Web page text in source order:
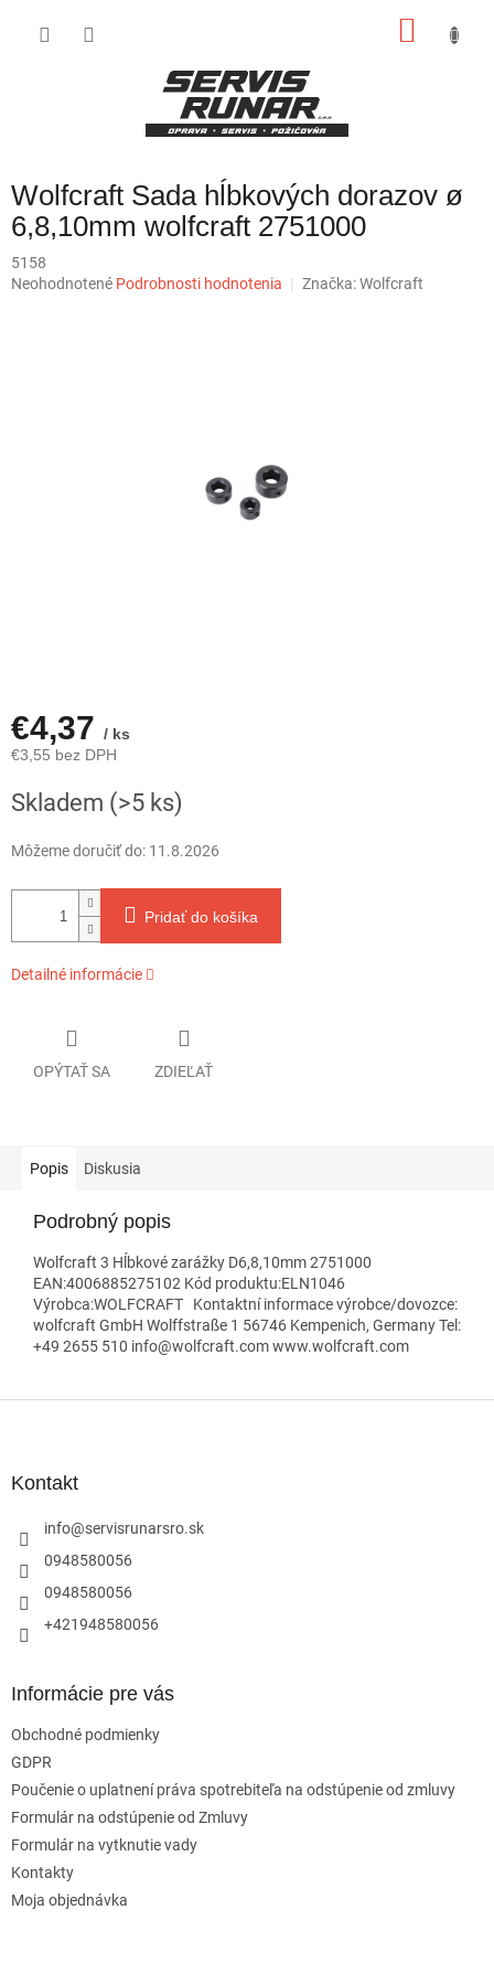
Wolfcraft Sada hĺbkových dorazov ø
6,8,10mm wolfcraft 2751000
5158
Priemerné
Neohodnotené Podrobnosti hodnotenia Značka:Wolfcraft
€4,37 / ks
€3,55 bez DPH
cena:
Skladem (>5 ks)
Môžeme doručiť do: 11.8.2026
Pridať do košíka
Detailné informácie
OPÝTAŤ SA ZDIEĽAŤ
Popis Diskusia
Podrobný popis
Wolfcraft 3 Hĺbkové zarážky D6,8,10mm 2751000
EAN:4006885275102 Kód produktu:ELN1046
Výrobca:WOLFCRAFT Kontaktní informace výrobce/dovozce:
wolfcraft GmbH Wolffstraße 1 56746 Kempenich, Germany Tel:
+49 2655 510 info@wolfcraft.com www.wolfcraft.com
Kontakt
info@servisrunarsro.sk
0948580056
0948580056
+421948580056
Informácie pre vás
Obchodné podmienky
GDPR
Poučenie o uplatnení práva spotrebiteľa na odstúpenie od zmluvy
Formulár na odstúpenie od Zmluvy
Formulár na vytknutie vady
Kontakty
Moja objednávka